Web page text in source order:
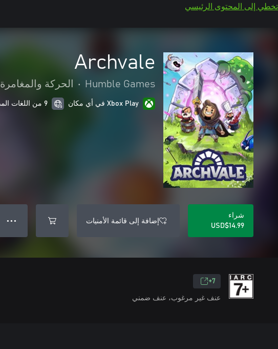
تخطي إلى المحتوى الرئيسي
Archvale
Humble Games
• الحركة والمغامرة
Xbox Play في أي مكان 9 من اللغات المدعمة
شراء
USD$14.99
إضافة إلى قائمة الأمنيات ● ● ●
7+
عنف غير مرغوب، عنف ضمني